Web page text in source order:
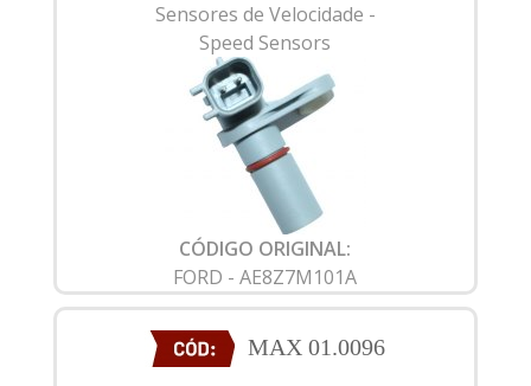
Sensores de Velocidade -
Speed Sensors
CÓDIGO ORIGINAL:
FORD - AE8Z7M101A
MAX 01.0096